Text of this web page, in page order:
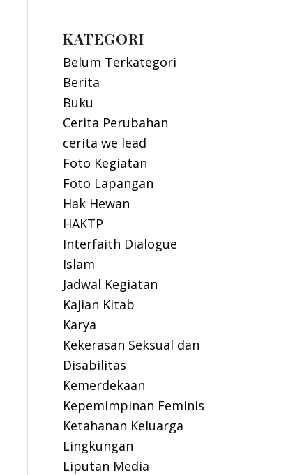
KATEGORI
Belum Terkategori
Berita
Buku
Cerita Perubahan
cerita we lead
Foto Kegiatan
Foto Lapangan
Hak Hewan
HAKTP
Interfaith Dialogue
Islam
Jadwal Kegiatan
Kajian Kitab
Karya
Kekerasan Seksual dan
Disabilitas
Kemerdekaan
Kepemimpinan Feminis
Ketahanan Keluarga
Lingkungan
Liputan Media